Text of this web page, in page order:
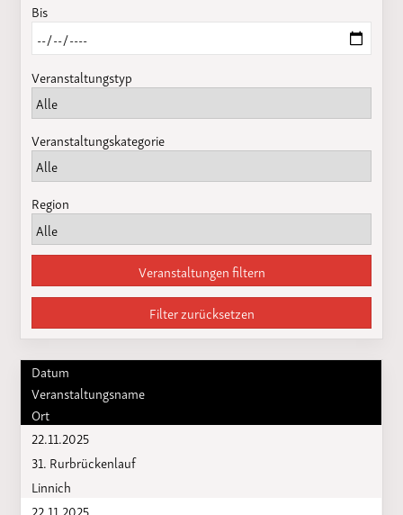
Bis
Veranstaltungstyp
Veranstaltungskategorie
Region
Veranstaltungen filtern
Filter zurücksetzen
Datum
Veranstaltungsname
Ort
22.11.2025
31. Rurbrückenlauf
Linnich
22.11.2025